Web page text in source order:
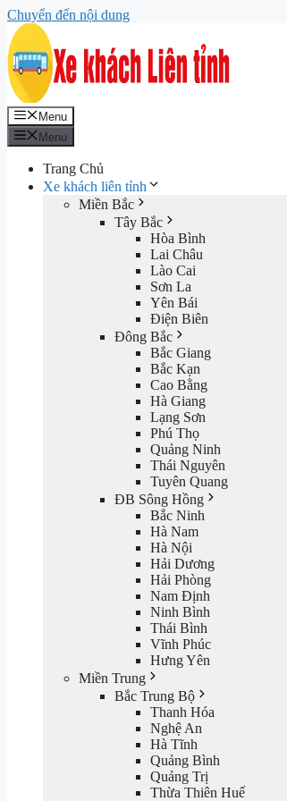
Chuyển đến nội dung
Menu
Menu
Trang Chủ
Xe khách liên tỉnh
Miền Bắc
Tây Bắc
Hòa Bình
Lai Châu
Lào Cai
Sơn La
Yên Bái
Điện Biên
Đông Bắc
Bắc Giang
Bắc Kạn
Cao Bằng
Hà Giang
Lạng Sơn
Phú Thọ
Quảng Ninh
Thái Nguyên
Tuyên Quang
ĐB Sông Hồng
Bắc Ninh
Hà Nam
Hà Nội
Hải Dương
Hải Phòng
Nam Định
Ninh Bình
Thái Bình
Vĩnh Phúc
Hưng Yên
Miền Trung
Bắc Trung Bộ
Thanh Hóa
Nghệ An
Hà Tĩnh
Quảng Bình
Quảng Trị
Thừa Thiên Huế